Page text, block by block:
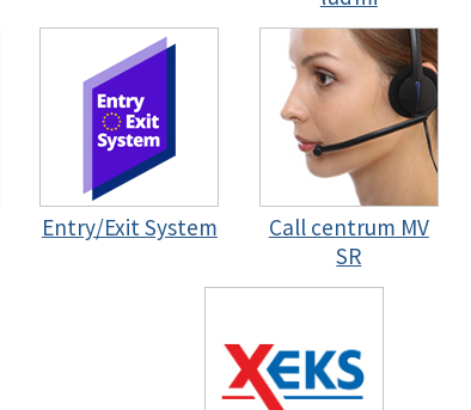
Entry/Exit System
Call centrum MV
SR